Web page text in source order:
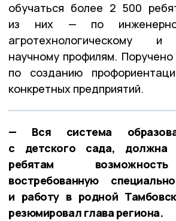
обучаться более 2 500
из них — по инженерно-
агротехнологическому и
научному профилям. Поручено
по созданию
конкретных предприятий.
— Вся система
с детского сада, должна
ребятам
востребованную
и работу в родной
резюмировал глава региона.